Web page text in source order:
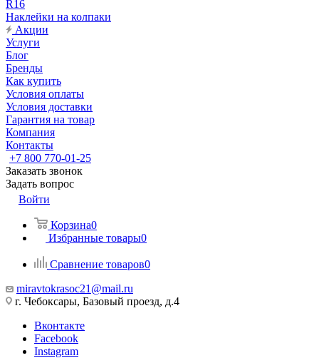
R16
Наклейки на колпаки
Акции
Услуги
Блог
Бренды
Как купить
Условия оплаты
Условия доставки
Гарантия на товар
Компания
Контакты
+7 800 770-01-25
Заказать звонок
Задать вопрос
Войти
Корзина0
Избранные товары0
Сравнение товаров0
miravtokrasoc21@mail.ru
г. Чебоксары, Базовый проезд, д.4
Вконтакте
Facebook
Instagram